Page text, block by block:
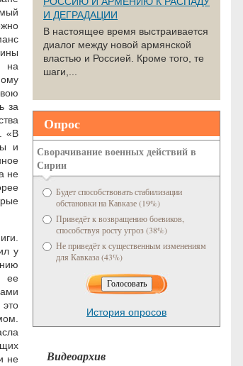
на
за
«В
и
не
у
ее
не
И ДЕГРАДАЦИИ
В настоящее время выстраивается
диалог между новой армянской
властью и Россией. Кроме того, те
шаги,...
Опрос
Сворачивание военных действий в
Сирии
Будет способствовать стабилизации
обстановки на Кавказе (19%)
Приведёт к возвращению боевиков,
способствуя росту угроз (38%)
Не приведёт к существенным изменениям
для Кавказа (43%)
История опросов
Видеоархив